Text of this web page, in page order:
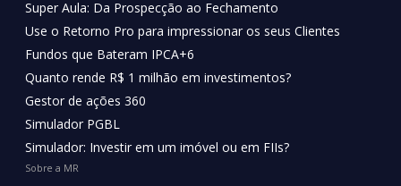
Super Aula: Da Prospecção ao Fechamento
Use o Retorno Pro para impressionar os seus Clientes
Fundos que Bateram IPCA+6
Quanto rende R$ 1 milhão em investimentos?
Gestor de ações 360
Simulador PGBL
Simulador: Investir em um imóvel ou em FIIs?
Sobre a MR